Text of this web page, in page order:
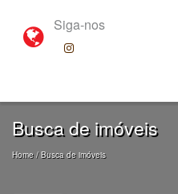
Siga-nos
Busca de imóveis
Home / Busca de imóveis